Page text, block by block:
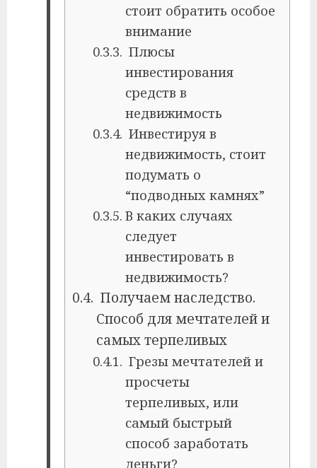
стоит обратить особое
внимание
Плюсы
инвестирования
средств в
недвижимость
Инвестируя в
недвижимость, стоит
подумать о
“подводных камнях”
В каких случаях
следует
инвестировать в
недвижимость?
Получаем наследство.
Способ для мечтателей и
самых терпеливых
Грезы мечтателей и
просчеты
терпеливых, или
самый быстрый
способ заработать
деньги?